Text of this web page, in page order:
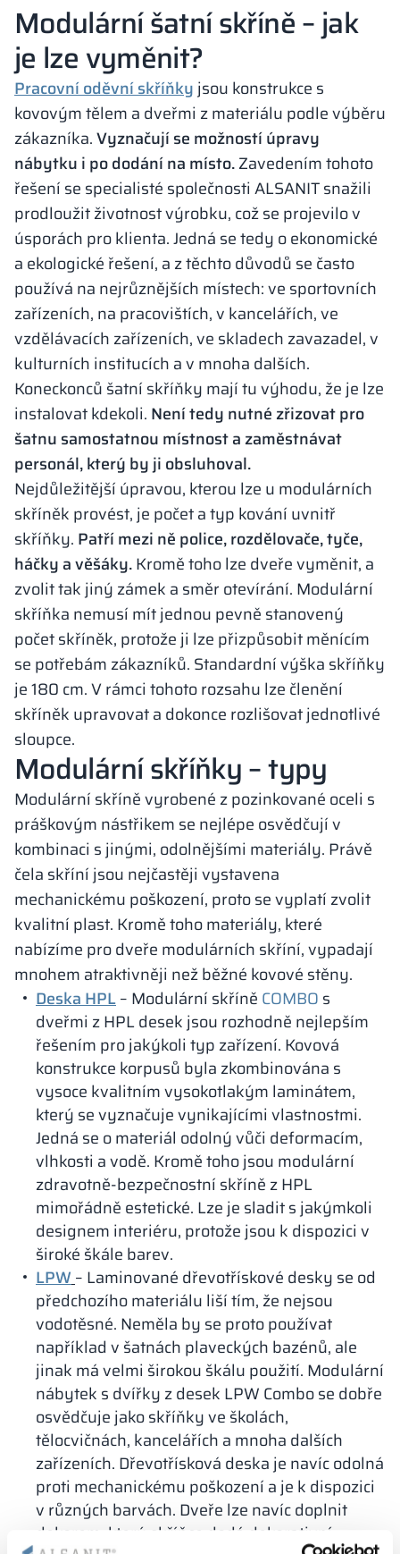
Modulární šatní skříně – jak
je lze vyměnit?
Pracovní oděvní skříňky jsou konstrukce s
kovovým tělem a dveřmi z materiálu podle výběru
zákazníka.Vyznačují se možností úpravy
nábytku i po dodání na místo.Zavedením tohoto
řešení se specialisté společnosti ALSANIT snažili
prodloužit životnost výrobku, což se projevilo v
úsporách pro klienta. Jedná se tedy o ekonomické
a ekologické řešení, a z těchto důvodů se často
používá na nejrůznějších místech: ve sportovních
zařízeních, na pracovištích, v kancelářích, ve
vzdělávacích zařízeních, ve skladech zavazadel, v
kulturních institucích a v mnoha dalších.
Koneckonců šatní skříňky mají tu výhodu, že je lze
instalovat kdekoli. Není tedy nutné zřizovat pro
šatnu samostatnou místnost a zaměstnávat
personál, který by ji obsluhoval.
Nejdůležitější úpravou, kterou lze u modulárních
skříněk provést, je počet a typ kování uvnitř
skříňky. Patří mezi ně police, rozdělovače, tyče,
háčky a věšáky.Kromě toho lze dveře vyměnit, a
zvolit tak jiný zámek a směr otevírání. Modulární
skříňka nemusí mít jednou pevně stanovený
počet skříněk, protože ji lze přizpůsobit měnícím
se potřebám zákazníků. Standardní výška skříňky
je 180 cm. V rámci tohoto rozsahu lze členění
skříněk upravovat a dokonce rozlišovat jednotlivé
sloupce.
Modulární skříňky – typy
Modulární skříně vyrobené z pozinkované oceli s
práškovým nástřikem se nejlépe osvědčují v
kombinaci s jinými, odolnějšími materiály. Právě
čela skříní jsou nejčastěji vystavena
mechanickému poškození, proto se vyplatí zvolit
kvalitní plast. Kromě toho materiály, které
nabízíme pro dveře modulárních skříní, vypadají
mnohem atraktivněji než běžné kovové stěny.
Deska HPL– Modulární skříně COMBO s
dveřmi z HPL desek jsou rozhodně nejlepším
řešením pro jakýkoli typ zařízení. Kovová
konstrukce korpusů byla zkombinována s
vysoce kvalitním vysokotlakým laminátem,
který se vyznačuje vynikajícími vlastnostmi.
Jedná se o materiál odolný vůči deformacím,
vlhkosti a vodě. Kromě toho jsou modulární
zdravotně-bezpečnostní skříně z HPL
mimořádně estetické. Lze je sladit s jakýmkoli
designem interiéru, protože jsou k dispozici v
široké škále barev.
LPW– Laminované dřevotřískové desky se od
předchozího materiálu liší tím, že nejsou
vodotěsné. Neměla by se proto používat
například v šatnách plaveckých bazénů, ale
jinak má velmi širokou škálu použití. Modulární
nábytek s dvířky z desek LPW Combo se dobře
osvědčuje jako skříňky ve školách,
tělocvičnách, kancelářích a mnoha dalších
zařízeních. Dřevotřísková deska je navíc odolná
proti mechanickému poškození a je k dispozici
v různých barvách. Dveře lze navíc doplnit
dekorem, který skříňce dodá dekorativní